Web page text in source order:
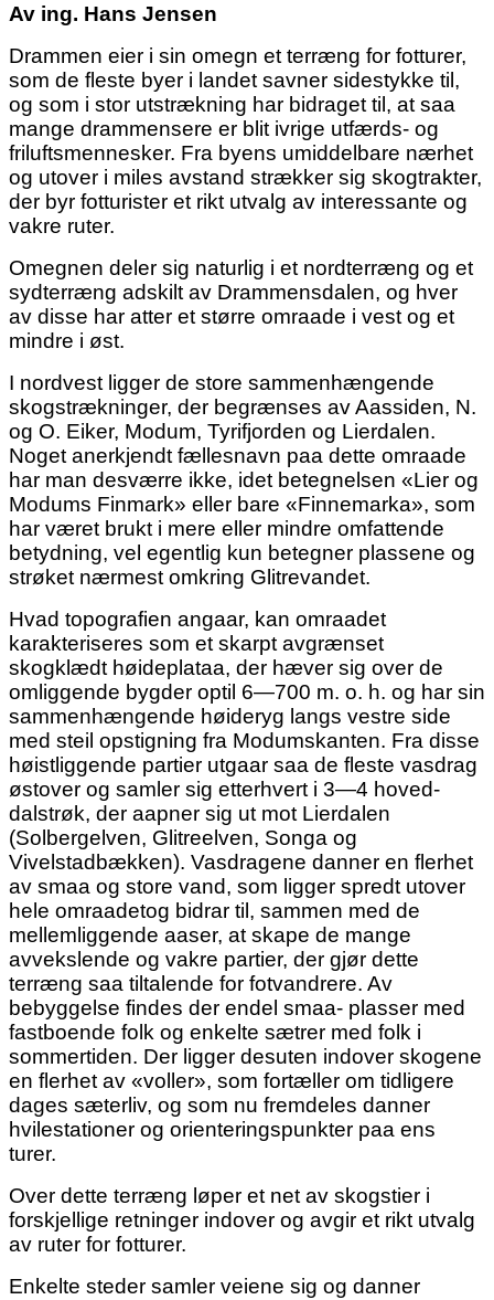
Av ing. Hans Jensen
Drammen eier i sin omegn et terræng for fotturer,
som de fleste byer i landet savner sidestykke til,
og som i stor utstrækning har bidraget til, at saa
mange drammensere er blit ivrige utfærds- og
friluftsmennesker. Fra byens umiddelbare nærhet
og utover i miles avstand strækker sig skogtrakter,
der byr fotturister et rikt utvalg av interessante og
vakre ruter.
Omegnen deler sig naturlig i et nordterræng og et
sydterræng adskilt av Drammensdalen, og hver
av disse har atter et større omraade i vest og et
mindre i øst.
I nordvest ligger de store sammenhængende
skogstrækninger, der begrænses av Aassiden, N.
og O. Eiker, Modum, Tyrifjorden og Lierdalen.
Noget anerkjendt fællesnavn paa dette omraade
har man desværre ikke, idet betegnelsen «Lier og
Modums Finmark» eller bare «Finnemarka», som
har været brukt i mere eller mindre omfattende
betydning, vel egentlig kun betegner plassene og
strøket nærmest omkring Glitrevandet.
Hvad topografien angaar, kan omraadet
karakteriseres som et skarpt avgrænset
skogklædt høideplataa, der hæver sig over de
omliggende bygder optil 6—700 m. o. h. og har sin
sammenhængende høideryg langs vestre side
med steil opstigning fra Modumskanten. Fra disse
høistliggende partier utgaar saa de fleste vasdrag
østover og samler sig etterhvert i 3—4 hoved-
dalstrøk, der aapner sig ut mot Lierdalen
(Solbergelven, Glitreelven, Songa og
Vivelstadbækken). Vasdragene danner en flerhet
av smaa og store vand, som ligger spredt utover
hele omraadetog bidrar til, sammen med de
mellemliggende aaser, at skape de mange
avvekslende og vakre partier, der gjør dette
terræng saa tiltalende for fotvandrere. Av
bebyggelse findes der endel smaa- plasser med
fastboende folk og enkelte sætrer med folk i
sommertiden. Der ligger desuten indover skogene
en flerhet av «voller», som fortæller om tidligere
dages sæterliv, og som nu fremdeles danner
hvilestationer og orienteringspunkter paa ens
turer.
Over dette terræng løper et net av skogstier i
forskjellige retninger indover og avgir et rikt utvalg
av ruter for fotturer.
Enkelte steder samler veiene sig og danner